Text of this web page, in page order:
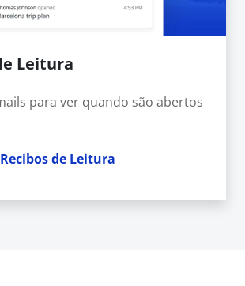
Leitura
para ver quando são abertos
de Leitura